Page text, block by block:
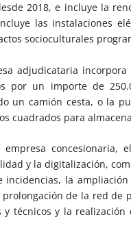
2018, e incluye la
las instalaciones
socioculturales
adjudicataria
por un importe de
un camión cesta, o la
cuadrados para
empresa concesionaria,
y la digitalización,
incidencias, la
prolongación de la red de
y técnicos y la